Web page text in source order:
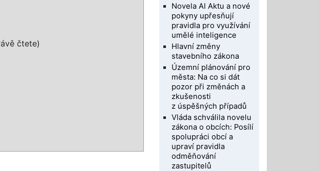
čtete)
Novela AI Aktu a nové
pokyny upřesňují
pravidla pro využívání
umělé inteligence
Hlavní změny
stavebního zákona
Územní plánování pro
města: Na co si dát
pozor při změnách a
zkušenosti
z úspěšných případů
Vláda schválila novelu
zákona o obcích: Posílí
spolupráci obcí a
upraví pravidla
odměňování
zastupitelů